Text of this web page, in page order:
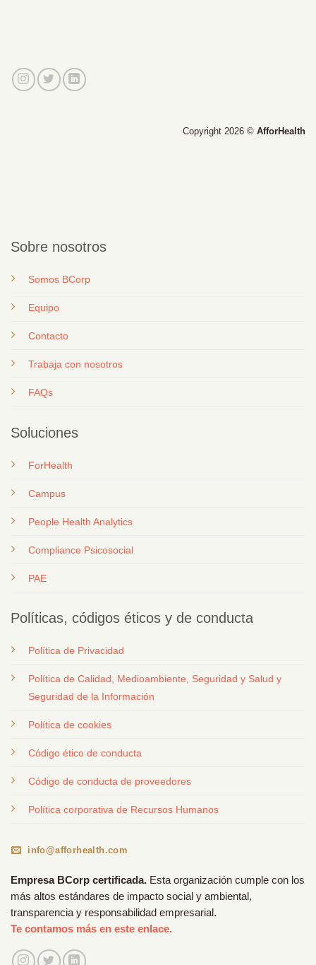
Copyright 2026 © AfforHealth
Sobre nosotros
Somos BCorp
Equipo
Contacto
Trabaja con nosotros
FAQs
Soluciones
ForHealth
Campus
People Health Analytics
Compliance Psicosocial
PAE
Políticas, códigos éticos y de conducta
Política de Privacidad
Política de Calidad, Medioambiente, Seguridad y Salud y
Seguridad de la Información
Política de cookies
Código ético de conducta
Código de conducta de proveedores
Política corporativa de Recursos Humanos
info@afforhealth.com
Empresa BCorp certificada. Esta organización cumple con los
más altos estándares de impacto social y ambiental,
transparencia y responsabilidad empresarial.
Te contamos más en este enlace.